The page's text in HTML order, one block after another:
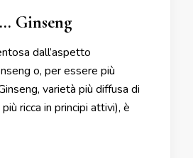
Ginseng
dall’aspetto
o, per essere più
varietà più diffusa di
ricca in principi attivi), è